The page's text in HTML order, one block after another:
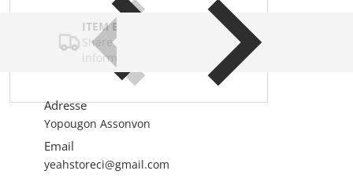
ITEM BAR TITLE
Share shipping, delivery, policy
information.
Adresse
Yopougon Assonvon
Email
yeahstoreci@gmail.com